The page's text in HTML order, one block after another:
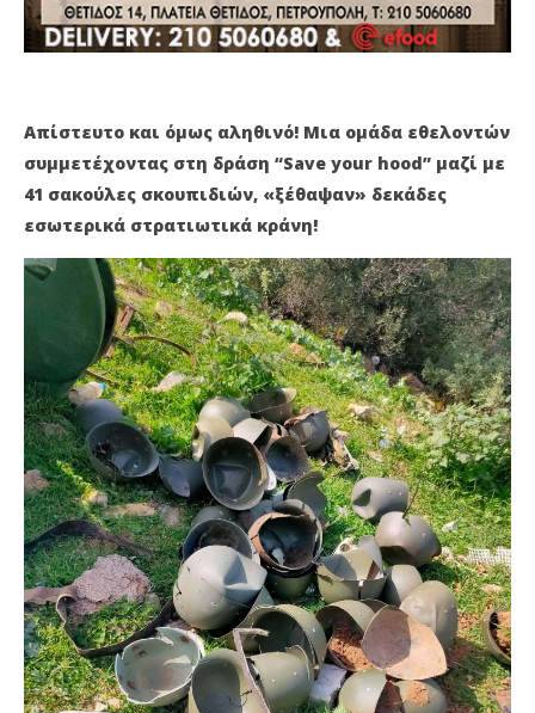
2021
Maxitis
Petroupolis
Απίστευτο και όμως αληθινό! Μια ομάδα εθελοντών
συμμετέχοντας στη δράση “Save your hood” μαζί με
41 σακούλες σκουπιδιών, «ξέθαψαν» δεκάδες
εσωτερικά στρατιωτικά κράνη!